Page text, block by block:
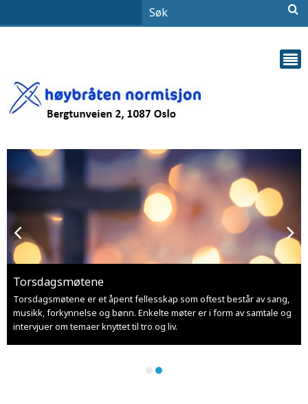
slider
Skip
Karusell.
Torsdagsmøtene
Torsdagsmøtene er et åpent fellesskap som oftest består av sang,
musikk, forkynnelse og bønn. Enkelte møter er i form av samtale og
intervjuer om temaer knyttet til tro og liv.